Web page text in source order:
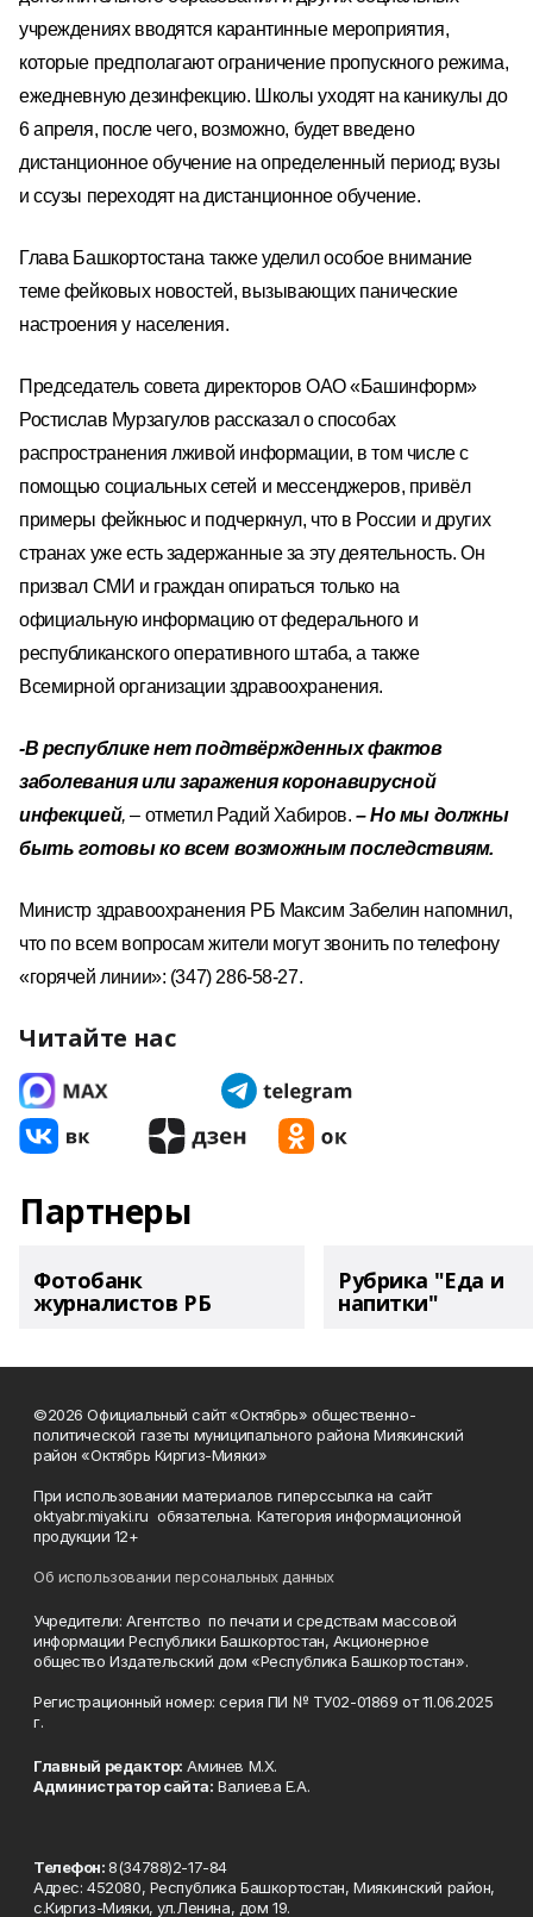
учреждениях вводятся карантинные мероприятия,
которые предполагают ограничение пропускного режима,
ежедневную дезинфекцию. Школы уходят на каникулы до
6 апреля, после чего, возможно, будет введено
дистанционное обучение на определенный период; вузы
и ссузы переходят на дистанционное обучение.
Глава Башкортостана также уделил особое внимание
теме фейковых новостей, вызывающих панические
настроения у населения.
Председатель совета директоров ОАО «Башинформ»
Ростислав Мурзагулов рассказал о способах
распространения лживой информации, в том числе с
помощью социальных сетей и мессенджеров, привёл
примеры фейкньюс и подчеркнул, что в России и других
странах уже есть задержанные за эту деятельность. Он
призвал СМИ и граждан опираться только на
официальную информацию от федерального и
республиканского оперативного штаба, а также
Всемирной организации здравоохранения.
-В республике нет подтвёржденных фактов
заболевания или заражения коронавирусной
инфекцией,– отметил Радий Хабиров. – Но мы должны
быть готовы ко всем возможным последствиям.
Министр здравоохранения РБ Максим Забелин напомнил,
что по всем вопросам жители могут звонить по телефону
«горячей линии»: (347) 286-58-27.
Читайте нас
Партнеры
Фотобанк
журналистов РБ
Рубрика "Еда и
напитки"
©2026 Официальный сайт «Октябрь» общественно-
политической газеты муниципального района Миякинский
район «Октябрь Киргиз-Мияки»
При использовании материалов гиперссылка на сайт
oktyabr.miyaki.ru обязательна. Категория информационной
продукции 12+
Об использовании персональных данных
Учредители: Агентство по печати и средствам массовой
информации Республики Башкортостан, Акционерное
общество Издательский дом «Республика Башкортостан».
Регистрационный номер: серия ПИ № ТУ02-01869 от 11.06.2025
г.
Главный редактор: Аминев М.Х.
Администратор сайта: Валиева Е.А.
Телефон:8(34788)2-17-84
Адрес: 452080, Республика Башкортостан, Миякинский район,
с.Киргиз-Мияки, ул.Ленина, дом 19.